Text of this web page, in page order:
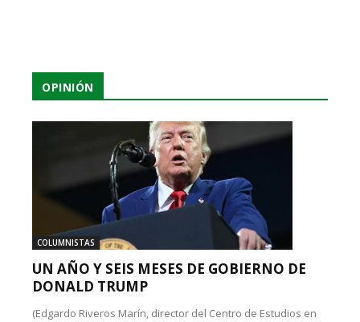
OPINIÓN
COLUMNISTAS
UN AÑO Y SEIS MESES DE GOBIERNO DE
DONALD TRUMP
(Edgardo Riveros Marín, director del Centro de Estudios en